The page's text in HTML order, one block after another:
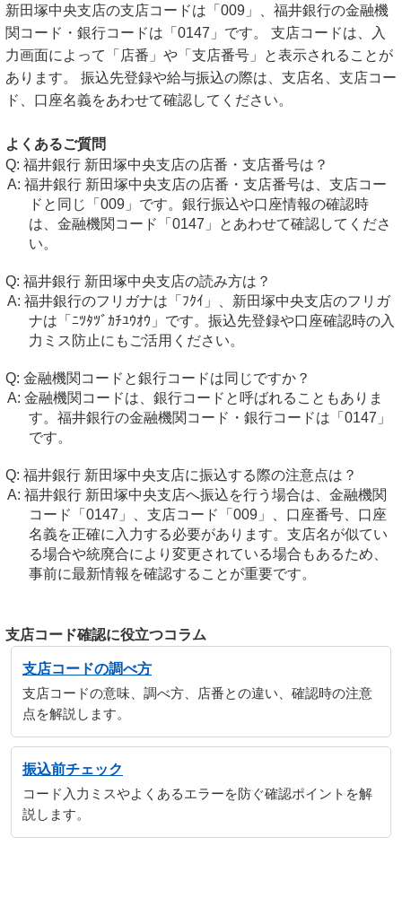
新田塚中央支店の支店コードは「009」、福井銀行の金融機
関コード・銀行コードは「0147」です。 支店コードは、入
力画面によって「店番」や「支店番号」と表示されることが
あります。 振込先登録や給与振込の際は、支店名、支店コー
ド、口座名義をあわせて確認してください。
よくあるご質問
福井銀行 新田塚中央支店の店番・支店番号は？
福井銀行 新田塚中央支店の店番・支店番号は、支店コー
ドと同じ「009」です。銀行振込や口座情報の確認時
は、金融機関コード「0147」とあわせて確認してくださ
い。
福井銀行 新田塚中央支店の読み方は？
福井銀行のフリガナは「ﾌｸｲ」、新田塚中央支店のフリガ
ナは「ﾆﾂﾀﾂﾞｶﾁﾕｳｵｳ」です。振込先登録や口座確認時の入
力ミス防止にもご活用ください。
金融機関コードと銀行コードは同じですか？
金融機関コードは、銀行コードと呼ばれることもありま
す。福井銀行の金融機関コード・銀行コードは「0147」
です。
福井銀行 新田塚中央支店に振込する際の注意点は？
福井銀行 新田塚中央支店へ振込を行う場合は、金融機関
コード「0147」、支店コード「009」、口座番号、口座
名義を正確に入力する必要があります。支店名が似てい
る場合や統廃合により変更されている場合もあるため、
事前に最新情報を確認することが重要です。
支店コード確認に役立つコラム
支店コードの調べ方
支店コードの意味、調べ方、店番との違い、確認時の注意
点を解説します。
振込前チェック
コード入力ミスやよくあるエラーを防ぐ確認ポイントを解
説します。